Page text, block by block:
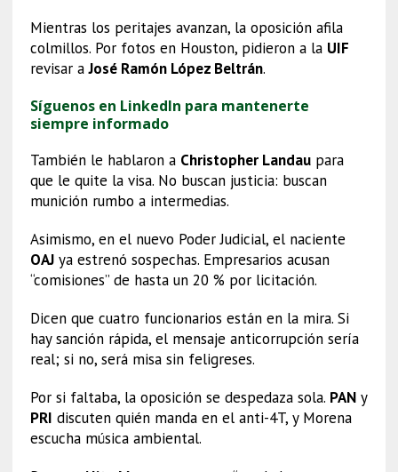
Mientras los peritajes avanzan, la oposición afila
colmillos. Por fotos en Houston, pidieron a la UIF
revisar aJosé Ramón López Beltrán.
Síguenos en LinkedIn para mantenerte
siempre informado
También le hablaron a Christopher Landaupara
que le quite la visa. No buscan justicia: buscan
munición rumbo a intermedias.
Asimismo, en el nuevo Poder Judicial, el naciente
OAJya estrenó sospechas. Empresarios acusan
“comisiones” de hasta un 20 % por licitación.
Dicen que cuatro funcionarios están en la mira. Si
hay sanción rápida, el mensaje anticorrupción sería
real; si no, será misa sin feligreses.
Por si faltaba, la oposición se despedaza sola. PANy
PRI discuten quién manda en el anti-4T, y Morena
escucha música ambiental.